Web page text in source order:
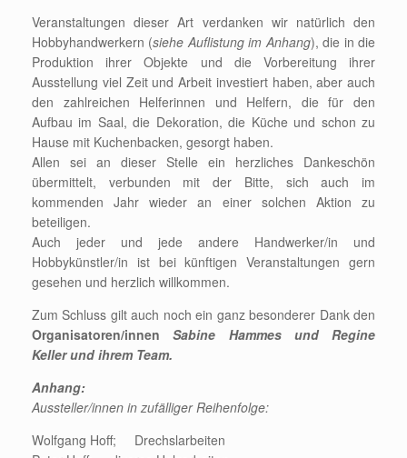
Veranstaltungen dieser Art verdanken wir natürlich den
Hobbyhandwerkern (siehe Auflistung im Anhang), die in die
Produktion ihrer Objekte und die Vorbereitung ihrer
Ausstellung viel Zeit und Arbeit investiert haben, aber auch
den zahlreichen Helferinnen und Helfern, die für den
Aufbau im Saal, die Dekoration, die Küche und schon zu
Hause mit Kuchenbacken, gesorgt haben.
Allen sei an dieser Stelle ein herzliches Dankeschön
übermittelt, verbunden mit der Bitte, sich auch im
kommenden Jahr wieder an einer solchen Aktion zu
beteiligen.
Auch jeder und jede andere Handwerker/in und
Hobbykünstler/in ist bei künftigen Veranstaltungen gern
gesehen und herzlich willkommen.
Zum Schluss gilt auch noch ein ganz besonderer Dank den
Organisatoren/innenSabine Hammes und Regine
Keller und ihrem Team.
Anhang:
Aussteller/innen in zufälliger Reihenfolge:
Wolfgang Hoff; Drechslarbeiten